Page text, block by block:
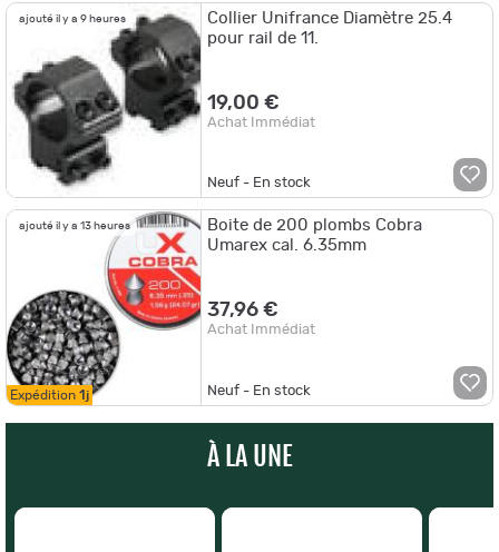
ajouté il y a 9 heures
Collier Unifrance Diamètre 25.4
pour rail de 11.
19,00 €
Achat Immédiat
Neuf - En stock
ajouté il y a 13 heures
Expédition 1j
Boite de 200 plombs Cobra
Umarex cal. 6.35mm
37,96 €
Achat Immédiat
Neuf - En stock
À LA UNE